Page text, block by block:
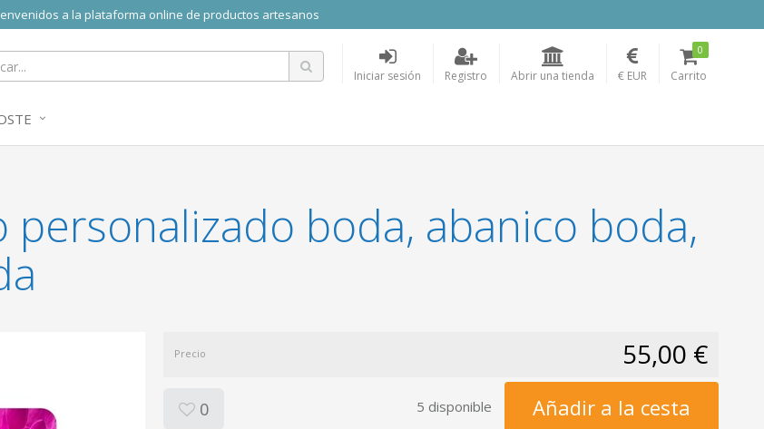
a la plataforma online de productos artesanos
Iniciar sesión Registro Abrir una tienda € EUR Carrito
0
boda, abanico boda,
Precio 55,00 €
0 5 disponible Añadir a la cesta